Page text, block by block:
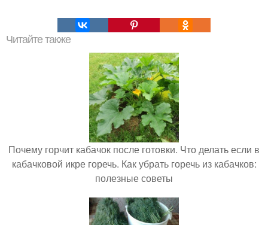
Читайте также
Почему горчит кабачок после готовки. Что делать если в
кабачковой икре горечь. Как убрать горечь из кабачков:
полезные советы